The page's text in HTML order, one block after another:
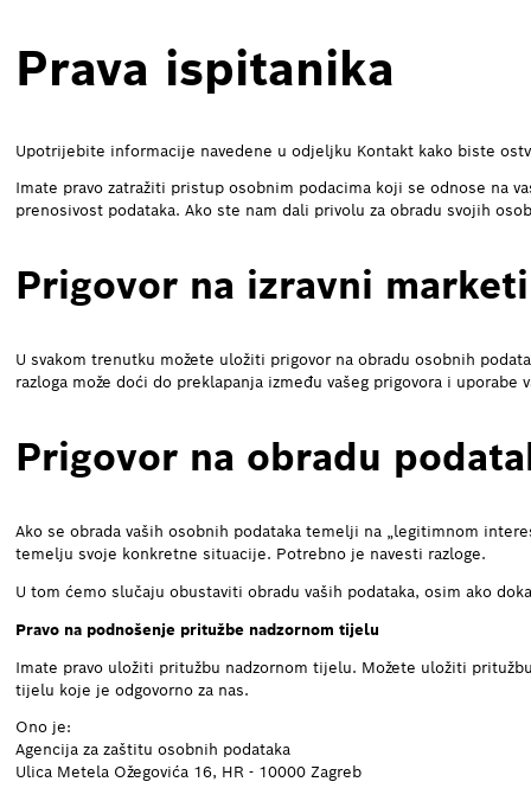
Prava ispitanika
Upotrijebite informacije navedene u odjeljku Kontakt kako biste
Imate pravo zatražiti pristup osobnim podacima koji se odnose na
prenosivost podataka. Ako ste nam dali privolu za obradu svojih
Prigovor na izravni
U svakom trenutku možete uložiti prigovor na obradu osobnih
razloga može doći do preklapanja između vašeg prigovora i
Prigovor na obradu
Ako se obrada vaših osobnih podataka temelji na „legitimnom
temelju svoje konkretne situacije. Potrebno je navesti razloge.
U tom ćemo slučaju obustaviti obradu vaših podataka, osim ako
Pravo na podnošenje pritužbe nadzornom tijelu
Imate pravo uložiti pritužbu nadzornom tijelu. Možete uložiti
tijelu koje je odgovorno za nas.
Ono je:
Agencija za zaštitu osobnih podataka
Ulica Metela Ožegovića 16, HR - 10000 Zagreb